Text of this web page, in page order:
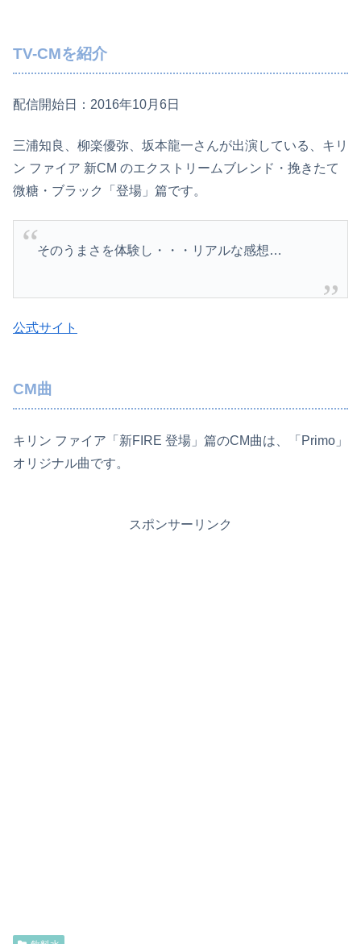
TV-CMを紹介
配信開始日：2016年10月6日
三浦知良、柳楽優弥、坂本龍一さんが出演している、キリ
ン ファイア 新CM のエクストリームブレンド・挽きたて
微糖・ブラック「登場」篇です。
そのうまさを体験し・・・リアルな感想…
公式サイト
CM曲
キリン ファイア「新FIRE 登場」篇のCM曲は、「Primo」
オリジナル曲です。
スポンサーリンク